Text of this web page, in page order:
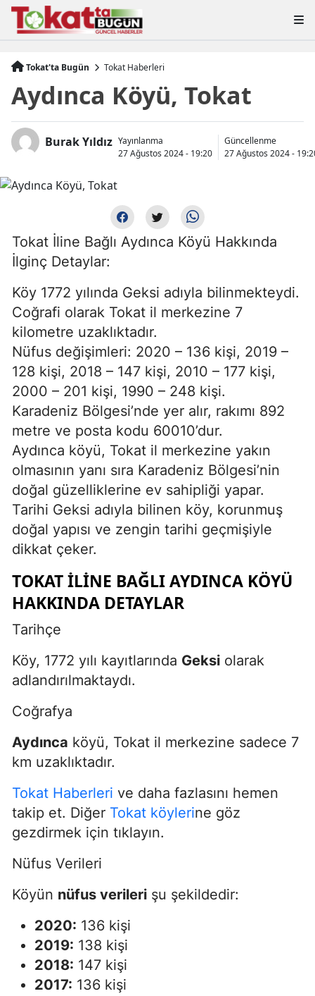
Tokat'ta Bugün Tokat Haberleri
Aydınca Köyü, Tokat
Burak Yıldız Yayınlanma
27 Ağustos 2024 - 19:20
Güncellenme
27 Ağustos 2024 -
Tokat İline Bağlı Aydınca Köyü Hakkında
İlginç Detaylar:
Köy 1772 yılında Geksi adıyla bilinmekteydi.
Coğrafi olarak Tokat il merkezine 7
kilometre uzaklıktadır.
Nüfus değişimleri: 2020 – 136 kişi, 2019 –
128 kişi, 2018 – 147 kişi, 2010 – 177 kişi,
2000 – 201 kişi, 1990 – 248 kişi.
Karadeniz Bölgesi’nde yer alır, rakımı 892
metre ve posta kodu 60010’dur.
Aydınca köyü, Tokat il merkezine yakın
olmasının yanı sıra Karadeniz Bölgesi’nin
doğal güzelliklerine ev sahipliği yapar.
Tarihi Geksi adıyla bilinen köy, korunmuş
doğal yapısı ve zengin tarihi geçmişiyle
dikkat çeker.
TOKAT İLINE BAĞLI AYDINCA KÖYÜ
HAKKINDA DETAYLAR
Tarihçe
Köy, 1772 yılı kayıtlarında Geksi olarak
adlandırılmaktaydı.
Coğrafya
Aydınca köyü, Tokat il merkezine sadece 7
km uzaklıktadır.
Tokat Haberleri ve daha fazlasını hemen
takip et. Diğer Tokat köylerine göz
gezdirmek için tıklayın.
Nüfus Verileri
Köyün nüfus verileri şu şekildedir:
2020: 136 kişi
2019: 138 kişi
2018: 147 kişi
2017: 136 kişi